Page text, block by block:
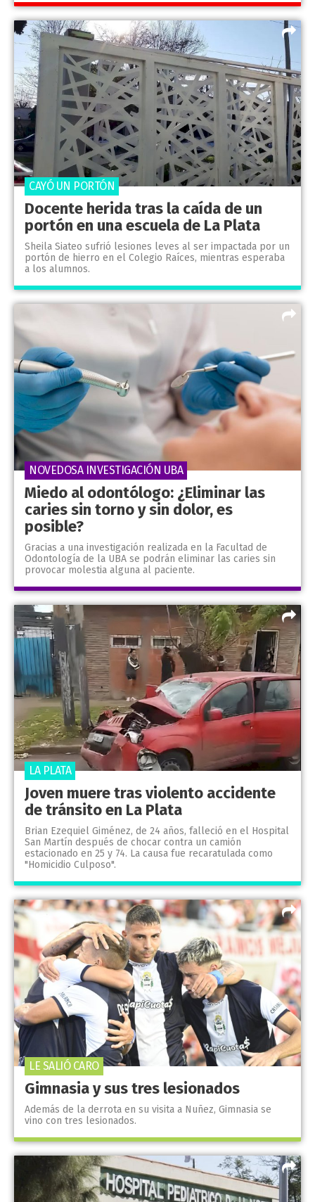
Docente herida tras la caída de un
portón en una escuela de La Plata
Sheila Siateo sufrió lesiones leves al ser impactada por un
portón de hierro en el Colegio Raíces, mientras esperaba
a los alumnos.
CAYÓ UN PORTÓN
Miedo al odontólogo: ¿Eliminar las
caries sin torno y sin dolor, es
posible?
Gracias a una investigación realizada en la Facultad de
Odontología de la UBA se podrán eliminar las caries sin
provocar molestia alguna al paciente.
NOVEDOSA INVESTIGACIÓN UBA
Joven muere tras violento accidente
de tránsito en La Plata
Brian Ezequiel Giménez, de 24 años, falleció en el Hospital
San Martín después de chocar contra un camión
estacionado en 25 y 74. La causa fue recaratulada como
"Homicidio Culposo".
LA PLATA
Gimnasia y sus tres lesionados
Además de la derrota en su visita a Nuñez, Gimnasia se
vino con tres lesionados.
LE SALIÓ CARO